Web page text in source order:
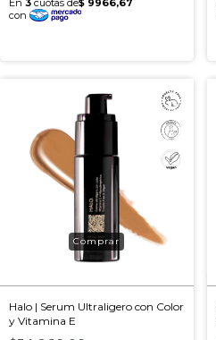
Halo | Serum Ultraligero con Color
y Vitamina E